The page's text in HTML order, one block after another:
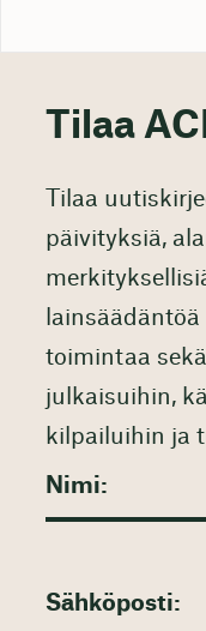
Tilaa
Tilaa
päivityksiä,
toimintaa
julkaisuihin,
kilpailuihin ja